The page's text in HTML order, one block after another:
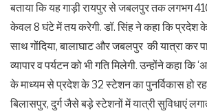
बताया कि यह गाड़ी रायपुर से जबलपुर तक लगभग
केवल 8 घंटे में तय करेगी. डॉ. सिंह ने कहा कि प्रदेश
साथ गोंदिया, बालाघाट और जबलपुर की यात्रा कर
व्यापार व पर्यटन को भी गति मिलेगी. उन्होंने कहा कि
के माध्यम से प्रदेश के 32 स्टेशन का पुनर्विकास हो
बिलासपुर, दुर्ग जैसे बड़े स्टेशनों में यात्री सुविधाएं